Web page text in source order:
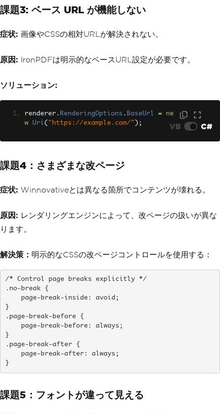
課題3: ベース URL が機能しない
症状: 画像やCSSの相対URLが解決されない。
原因: IronPDFは明示的なベースURL設定が必要です。
ソリューション:
renderer . RenderingOptions . BaseUrl =
ne
w
Uri ( "https://example.com/" ); VB C#
課題4：さまざまな改ページ
症状: Winnovativeとは異なる箇所でコンテンツが壊れる。
原因: レンダリングエンジンによって、改ページの扱いが異な
ります。
解決策： 明示的なCSSの改ページコントロールを使用する：
/* Control page breaks explicitly */
.no-break {
}
.page-break-before {
}
.page-break-after {
}
課題5：フォントが違って見える